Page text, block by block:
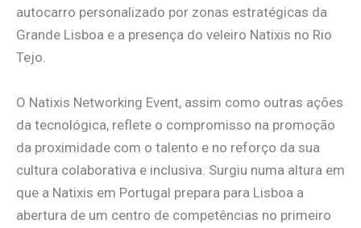
autocarro personalizado por zonas estratégicas da
Grande Lisboa e a presença do veleiro Natixis no Rio
Tejo.
O Natixis Networking Event, assim como outras ações
da tecnológica, reflete o compromisso na promoção
da proximidade com o talento e no reforço da sua
cultura colaborativa e inclusiva. Surgiu numa altura em
que a Natixis em Portugal prepara para Lisboa a
abertura de um centro de competências no primeiro